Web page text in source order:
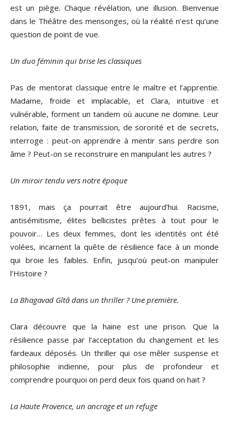
est un piège. Chaque révélation, une illusion. Bienvenue
dans le Théâtre des mensonges, où la réalité n’est qu’une
question de point de vue.
Un duo féminin qui brise les classiques
Pas de mentorat classique entre le maître et l’apprentie.
Madame, froide et implacable, et Clara, intuitive et
vulnérable, forment un tandem où aucune ne domine. Leur
relation, faite de transmission, de sororité et de secrets,
interroge : peut-on apprendre à mentir sans perdre son
âme ? Peut-on se reconstruire en manipulant les autres ?
Un miroir tendu vers notre époque
1891, mais ça pourrait être aujourd’hui. Racisme,
antisémitisme, élites bellicistes prêtes à tout pour le
pouvoir… Les deux femmes, dont les identités ont été
volées, incarnent la quête de résilience face à un monde
qui broie les faibles. Enfin, jusqu’où peut-on manipuler
l’Histoire ?
La Bhagavad Gîtâ dans un thriller ? Une première.
Clara découvre que la haine est une prison. Que la
résilience passe par l’acceptation du changement et les
fardeaux déposés. Un thriller qui ose mêler suspense et
philosophie indienne, pour plus de profondeur et
comprendre pourquoi on perd deux fois quand on hait ?
La Haute Provence, un ancrage et un refuge